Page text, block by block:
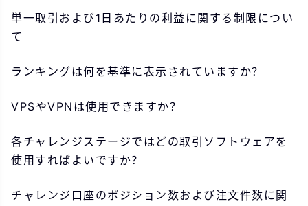
単一取引および1日あたりの利益に関する制限につい
て
ランキングは何を基準に表示されていますか？
VPSやVPNは使用できますか？
各チャレンジステージではどの取引ソフトウェアを
使用すればよいですか？
チャレンジ口座のポジション数および注文件数に関